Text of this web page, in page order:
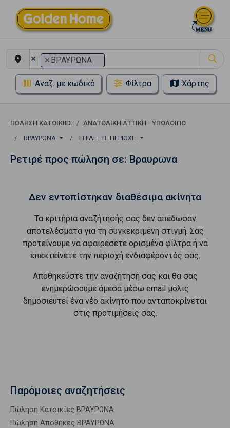
× × ΒΡΑΥΡΩΝΑ
Αναζ. με κωδικό Φίλτρα Χάρτης
ΠΏΛΗΣΗ ΚΑΤΟΙΚΊΕΣ
ΑΝΑΤΟΛΙΚΗ ΑΤΤΙΚΗ - ΥΠΟΛΟΙΠΟ
ΒΡΑΥΡΩΝΑ
ΕΠΙΛΈΞΤΕ ΠΕΡΙΟΧΉ
Ρετιρέ προς πώληση σε: Βραυρωνα
Δεν εντοπίστηκαν διαθέσιμα ακίνητα
Τα κριτήρια αναζήτησής σας δεν απέδωσαν
αποτελέσματα για τη συγκεκριμένη στιγμή. Σας
προτείνουμε να αφαιρέσετε ορισμένα φίλτρα ή να
επεκτείνετε την περιοχή ενδιαφέροντός σας.
Αποθηκεύστε την αναζήτησή σας και θα σας
ενημερώσουμε άμεσα μέσω email μόλις
δημοσιευτεί ένα νέο ακίνητο που ανταποκρίνεται
στις προτιμήσεις σας.
Παρόμοιες αναζητήσεις
Πώληση Κατοικίες ΒΡΑΥΡΩΝΑ
Πώληση Αποθήκες ΒΡΑΥΡΩΝΑ